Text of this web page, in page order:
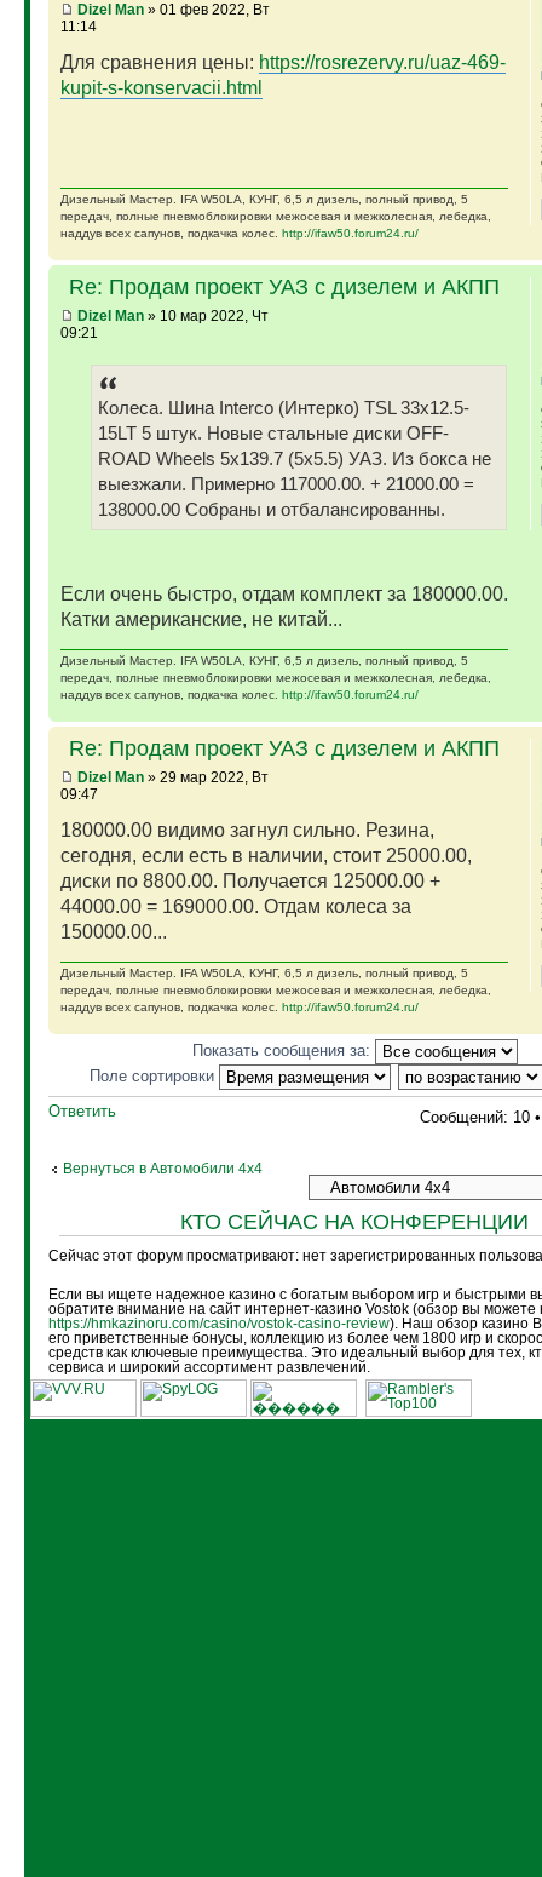
Dizel Man» 01 фев 2022, Вт
11:14
Для сравнения цены: https://rosrezervy.ru/uaz-469-
kupit-s-konservacii.html
Дизельный Мастер. IFA W50LA, КУНГ, 6,5 л дизель, полный привод, 5
передач, полные пневмоблокировки межосевая и межколесная, лебедка,
наддув всех сапунов, подкачка колес. http://ifaw50.forum24.ru/
Re: Продам проект УАЗ с дизелем и АКПП
Dizel Man» 10 мар 2022, Чт
09:21
Колеса. Шина Interco (Интерко) TSL 33x12.5-
15LT 5 штук. Новые стальные диски OFF-
ROAD Wheels 5x139.7 (5x5.5) УАЗ. Из бокса не
выезжали. Примерно 117000.00. + 21000.00 =
138000.00 Собраны и отбалансированны.
Если очень быстро, отдам комплект за 180000.00.
Катки американские, не китай...
Дизельный Мастер. IFA W50LA, КУНГ, 6,5 л дизель, полный привод, 5
передач, полные пневмоблокировки межосевая и межколесная, лебедка,
наддув всех сапунов, подкачка колес. http://ifaw50.forum24.ru/
Re: Продам проект УАЗ с дизелем и АКПП
Dizel Man» 29 мар 2022, Вт
09:47
180000.00 видимо загнул сильно. Резина,
сегодня, если есть в наличии, стоит 25000.00,
диски по 8800.00. Получается 125000.00 +
44000.00 = 169000.00. Отдам колеса за
150000.00...
Дизельный Мастер. IFA W50LA, КУНГ, 6,5 л дизель, полный привод, 5
передач, полные пневмоблокировки межосевая и межколесная, лебедка,
наддув всех сапунов, подкачка колес. http://ifaw50.forum24.ru/
Показать сообщения за:
Поле сортировки
Ответить
Сообщений: 10
Вернуться в Автомобили 4х4
КТО СЕЙЧАС НА КОНФЕРЕНЦИИ
Сейчас этот форум просматривают: нет зарегистрированных
Если вы ищете надежное казино с богатым выбором игр и быстрыми
обратите внимание на сайт интернет-казино Vostok (обзор вы можете
https://hmkazinoru.com/casino/vostok-casino-review). Наш обзор казино
его приветственные бонусы, коллекцию из более чем 1800 игр и
средств как ключевые преимущества. Это идеальный выбор для тех,
сервиса и широкий ассортимент развлечений.